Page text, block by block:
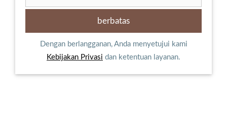
Dengan berlangganan, Anda menyetujui kami
Kebijakan Privasi dan ketentuan layanan.